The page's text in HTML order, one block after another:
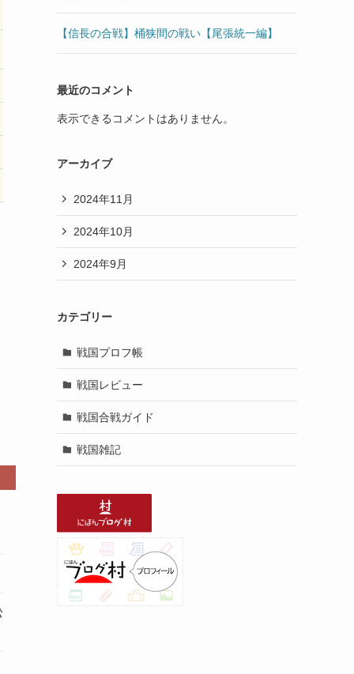
【信長の合戦】桶狭間の戦い【尾張統一編】
最近のコメント
表示できるコメントはありません。
アーカイブ
2024年11月
2024年10月
2024年9月
カテゴリー
戦国プロフ帳
戦国レビュー
戦国合戦ガイド
戦国雑記